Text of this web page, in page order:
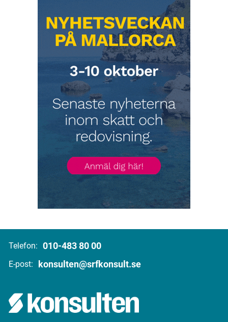
Telefon: 010-483 80 00
E-post: konsulten@srfkonsult.se